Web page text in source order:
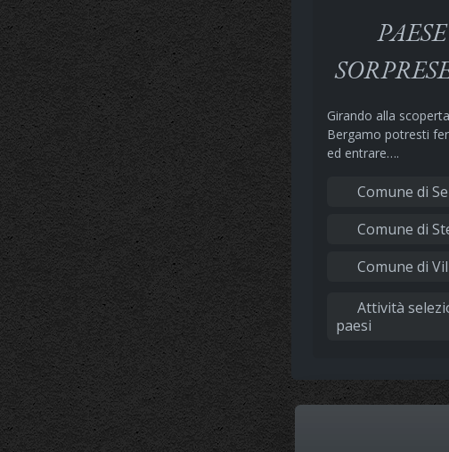
Girando alla
Bergamo potresti
ed entrare….
Comune di
Comune di
Comune di
Attività
paesi